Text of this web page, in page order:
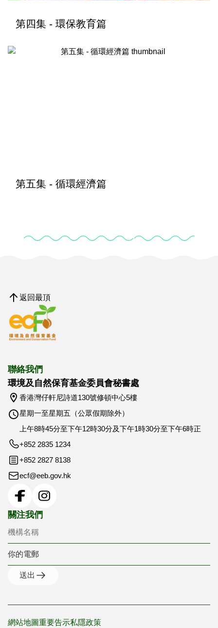
第四集 - 環保教育篇
第五集 - 循環經濟篇
返回最頂
聯絡我們
環境及自然保育基金委員會秘書處
香港灣仔軒尼詩道130號修頓中心5樓
星期一至星期五（公眾假期除外）
上午8時45分至下午12時30分及下午1時30分至下午6時正
+852 2835 1234
+852 2827 8138
ecf@eeb.gov.hk
關注我們
機構名稱
你的電郵
送出
網站地圖重要告示私隱政策